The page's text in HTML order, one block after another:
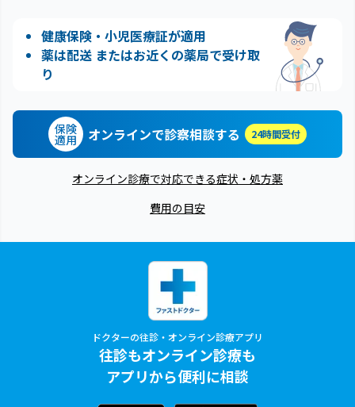
健康保険・小児医療証が適用
薬は配送 またはお近くの薬局で受け取
り
保険
適用 オンラインで診察相談する 24時間受付
オンライン診療で対応できる症状・処方薬
費用の目安
ドクターの往診・オンライン診療アプリ
往診もオンライン診療も
アプリから便利に相談